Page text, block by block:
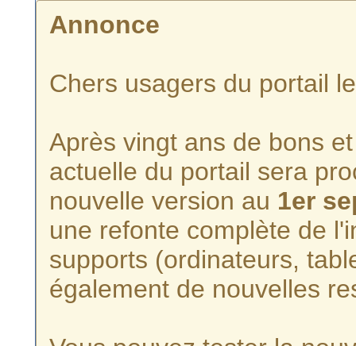
Annonce
Chers usagers du portail
Après vingt ans de bons
actuelle du portail sera
nouvelle version au 1er
une refonte complète de
supports (ordinateurs,
également de nouvelles